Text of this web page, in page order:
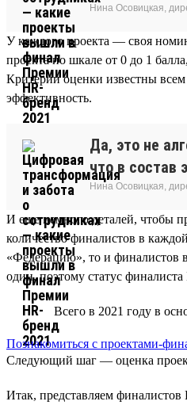
Нина Осовицкая,
У каждого проекта — своя
проекта по шкале от 0 до 1
Критерии оценки известны
эффективность.
Да, это не
что в состав
Нина Осовицкая,
И еще немного деталей, чтобы
количество финалистов в
«Федерацию», то и финалистов
один, поэтому статус
Всего в 2021 году в
Познакомиться с проектами-
Следующий шаг — оценка
Итак, представляем